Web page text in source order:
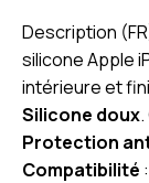
Description
silicone Apple
intérieure et
Silicone doux
Protection
Compatibilité